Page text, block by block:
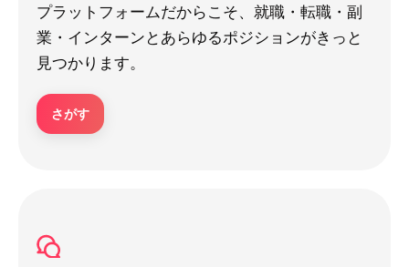
プラットフォームだからこそ、就職・転職・副
業・インターンとあらゆるポジションがきっと
見つかります。
さがす